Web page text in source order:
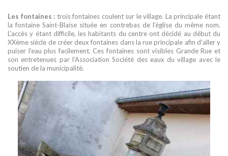
Les fontaines : trois fontaines coulent sur le village. La principale étant
la fontaine Saint-Blaise située en contrebas de l'église du même nom.
L'accès y étant difficile, les habitants du centre ont décidé au début du
XXème siècle de créer deux fontaines dans la rue principale afin d'aller y
puiser l'eau plus facilement. Ces fontaines sont visibles Grande Rue et
son entretenues par l'Association Société des eaux du village avec le
soutien de la municipalité.